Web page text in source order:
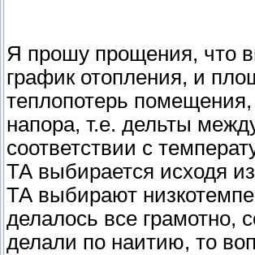
Я прошу прощения, что
график отопления, и
теплопотерь помещения,
напора, т.е. дельты
соответствии с
ТА выбирается исходя
ТА выбирают
делалось все грамотно,
делали по наитию, то